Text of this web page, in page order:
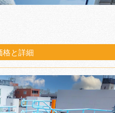
格と詳細